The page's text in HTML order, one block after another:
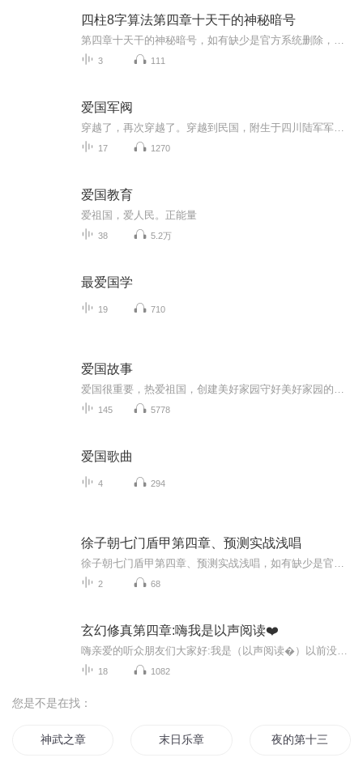
四柱8字算法第四章十天干的神秘暗号
3 111
爱国军阀
17 1270
爱国教育
爱祖国，爱人民。正能量
38 5.2万
最爱国学
19 710
爱国故事
145 5778
爱国歌曲
4 294
徐子朝七门盾甲第四章、预测实战浅唱
2 68
玄幻修真第四章:嗨我是以声阅读❤️
18 1082
您是不是在找：
神武之章 末日乐章 夜的第十三章